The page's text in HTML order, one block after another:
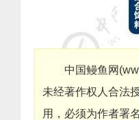
中国鳗鱼网 (
未经著作权人合法
用，必须为作者署